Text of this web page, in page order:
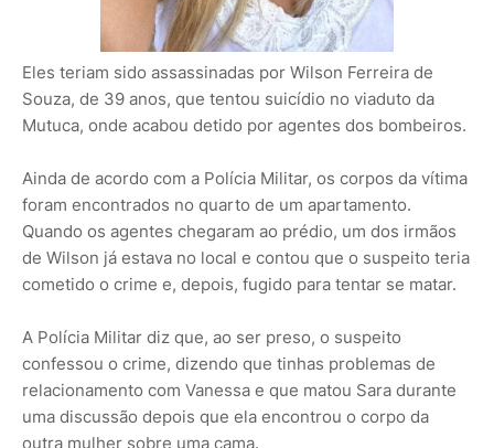
Eles teriam sido assassinadas por Wilson Ferreira de
Souza, de 39 anos, que tentou suicídio no viaduto da
Mutuca, onde acabou detido por agentes dos bombeiros.
Ainda de acordo com a Polícia Militar, os corpos da vítima
foram encontrados no quarto de um apartamento.
Quando os agentes chegaram ao prédio, um dos irmãos
de Wilson já estava no local e contou que o suspeito teria
cometido o crime e, depois, fugido para tentar se matar.
A Polícia Militar diz que, ao ser preso, o suspeito
confessou o crime, dizendo que tinhas problemas de
relacionamento com Vanessa e que matou Sara durante
uma discussão depois que ela encontrou o corpo da
outra mulher sobre uma cama.